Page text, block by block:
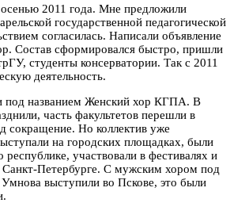
2011 года. Мне предложили
государственной педагогической
согласилась. Написали объявление
Состав сформировался быстро, пришли
студенты консерватории. Так с 2011
деятельность.
под названием Женский хор КГПА. В
часть факультетов перешли в
сокращение. Но коллектив уже
на городских площадках, были
участвовали в фестивалях и
Санкт-Петербурге. С мужским хором под
выступили во Пскове, это были